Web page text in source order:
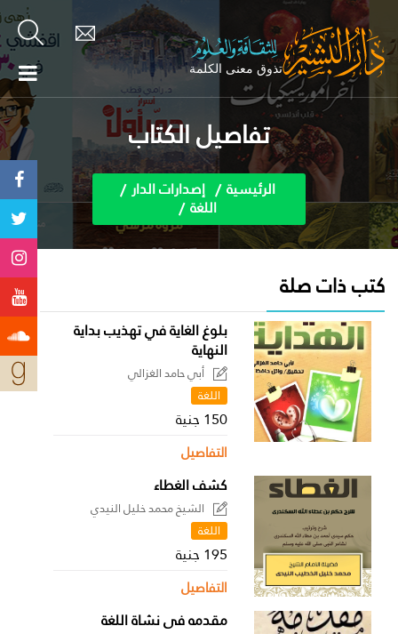
تفاصيل الكتاب
الرئيسية إصدارات الدار
اللغة
كتب ذات صلة
بلوغ الغاية في تهذيب بداية
النهاية
أبي حامد الغزالي
اللغة
150 جنية
التفاصيل
كشف الغطاء
الشيخ محمد خليل النيدي
اللغة
195 جنية
التفاصيل
مقدمه فى نشاة اللغة